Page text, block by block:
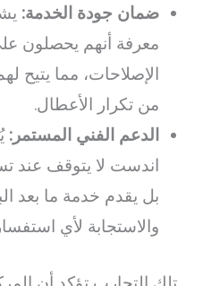
ضمان جودة الخدمة:
معرفة أنهم يحصلون
الإصلاحات، مما يتيح
من تكرار الأعطال.
الدعم الفني المستمر:
اندست لا يتوقف عند
بل يقدم خدمة ما بعد
والاستجابة لأي